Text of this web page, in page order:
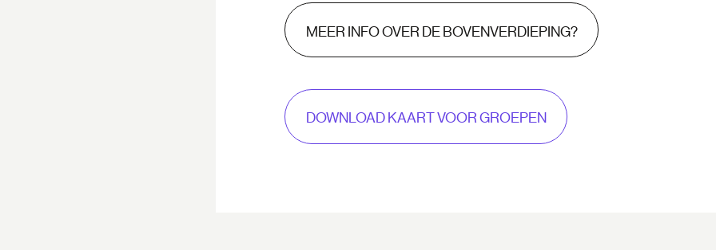
MEER INFO OVER DE BOVENVERDIEPING?
DOWNLOAD KAART VOOR GROEPEN